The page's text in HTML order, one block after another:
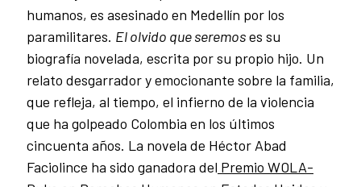
humanos, es asesinado en Medellín por los
paramilitares. El olvido que seremoses su
biografía novelada, escrita por su propio hijo. Un
relato desgarrador y emocionante sobre la familia,
que refleja, al tiempo, el infierno de la violencia
que ha golpeado Colombia en los últimos
cincuenta años. La novela de Héctor Abad
Faciolince ha sido ganadora del Premio WOLA-